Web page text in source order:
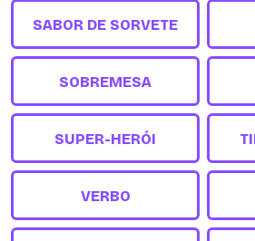
SABOR DE SORVETE
SOBREMESA
SUPER-HERÓI
VERBO